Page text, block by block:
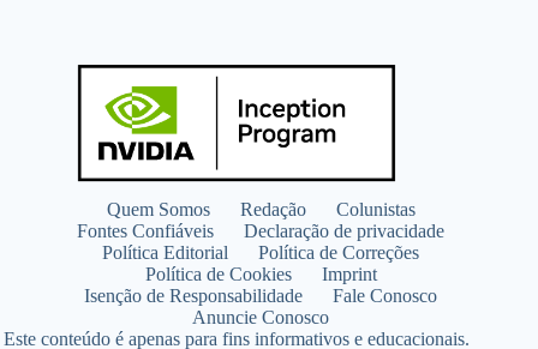
Quem Somos Redação
Colunistas
Fontes Confiáveis
Declaração de privacidade
Política Editorial
Política de Correções
Política de Cookies
Imprint
Isenção de Responsabilidade
Fale Conosco
Anuncie Conosco
Este conteúdo é apenas para fins informativos e educacionais.